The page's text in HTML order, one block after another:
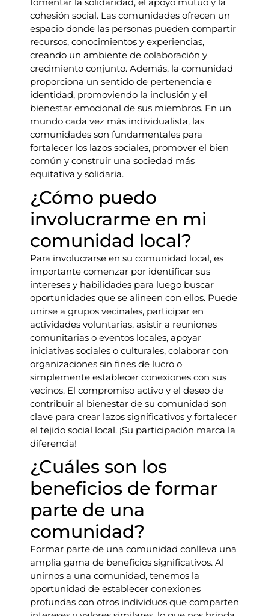
cohesión social. Las comunidades ofrecen un
espacio donde las personas pueden compartir
recursos, conocimientos y experiencias,
creando un ambiente de colaboración y
crecimiento conjunto. Además, la comunidad
proporciona un sentido de pertenencia e
identidad, promoviendo la inclusión y el
bienestar emocional de sus miembros. En un
mundo cada vez más individualista, las
comunidades son fundamentales para
fortalecer los lazos sociales, promover el bien
común y construir una sociedad más
equitativa y solidaria.
¿Cómo puedo
involucrarme en mi
comunidad local?
Para involucrarse en su comunidad local, es
importante comenzar por identificar sus
intereses y habilidades para luego buscar
oportunidades que se alineen con ellos. Puede
unirse a grupos vecinales, participar en
actividades voluntarias, asistir a reuniones
comunitarias o eventos locales, apoyar
iniciativas sociales o culturales, colaborar con
organizaciones sin fines de lucro o
simplemente establecer conexiones con sus
vecinos. El compromiso activo y el deseo de
contribuir al bienestar de su comunidad son
clave para crear lazos significativos y fortalecer
el tejido social local. ¡Su participación marca la
diferencia!
¿Cuáles son los
beneficios de formar
parte de una
comunidad?
Formar parte de una comunidad conlleva una
amplia gama de beneficios significativos. Al
unirnos a una comunidad, tenemos la
oportunidad de establecer conexiones
profundas con otros individuos que comparten